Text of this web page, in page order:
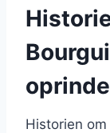
Historien